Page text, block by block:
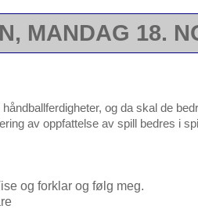
MANDAG 18.
håndballferdigheter, og da skal de
av oppfattelse av spill bedres i
og forklar og følg meg.